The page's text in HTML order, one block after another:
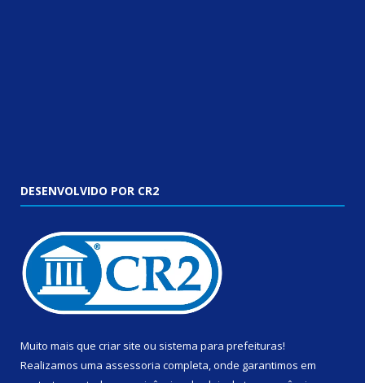
DESENVOLVIDO POR CR2
Muito mais que criar site ou sistema para prefeituras!
Realizamos uma assessoria completa, onde garantimos em